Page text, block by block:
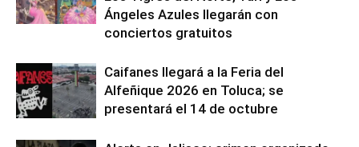
Ángeles Azules llegarán con
conciertos gratuitos
Caifanes llegará a la Feria del
Alfeñique 2026 en Toluca; se
presentará el 14 de octubre